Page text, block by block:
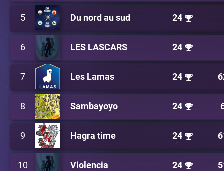
5 Du nord au sud 24
6 LES LASCARS 24
7 Les Lamas 24
8 Sambayoyo 24
9 Hagra time 24
10 Violencia 24